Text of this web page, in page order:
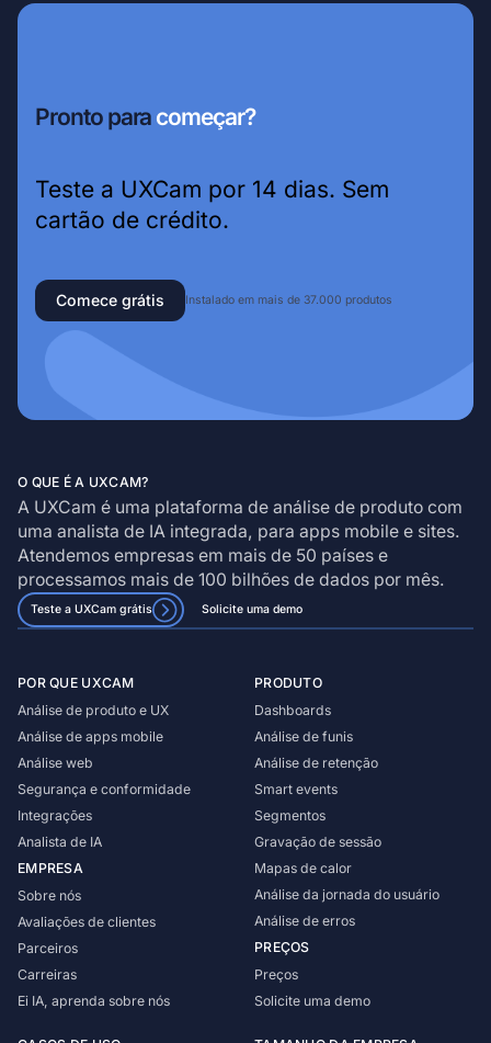
Pronto para começar?
Teste a UXCam por 14 dias. Sem
cartão de crédito.
Comece grátis Instalado em mais de 37.000 produtos
O QUE É A UXCAM?
A UXCam é uma plataforma de análise de produto com
uma analista de IA integrada, para apps mobile e sites.
Atendemos empresas em mais de 50 países e
processamos mais de 100 bilhões de dados por mês.
Teste a UXCam grátis Solicite uma demo
POR QUE UXCAM
Análise de produto e UX
Análise de apps mobile
Análise web
Segurança e conformidade
Integrações
Analista de IA
EMPRESA
Sobre nós
Avaliações de clientes
Parceiros
Carreiras
Ei IA, aprenda sobre nós
PRODUTO
Dashboards
Análise de funis
Análise de retenção
Smart events
Segmentos
Gravação de sessão
Mapas de calor
Análise da jornada do usuário
Análise de erros
PREÇOS
Preços
Solicite uma demo